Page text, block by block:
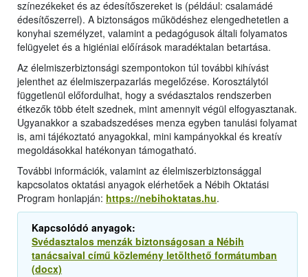
színezékeket és az édesítőszereket is (például: csalamádé
édesítőszerrel). A biztonságos működéshez elengedhetetlen a
konyhai személyzet, valamint a pedagógusok általi folyamatos
felügyelet és a higiéniai előírások maradéktalan betartása.
Az élelmiszerbiztonsági szempontokon túl további kihívást
jelenthet az élelmiszerpazarlás megelőzése. Korosztálytól
függetlenül előfordulhat, hogy a svédasztalos rendszerben
étkezők több ételt szednek, mint amennyit végül elfogyasztanak.
Ugyanakkor a szabadszedéses menza egyben tanulási folyamat
is, ami tájékoztató anyagokkal, mini kampányokkal és kreatív
megoldásokkal hatékonyan támogatható.
További információk, valamint az élelmiszerbiztonsággal
kapcsolatos oktatási anyagok elérhetőek a Nébih Oktatási
Program honlapján: https://nebihoktatas.hu.
Kapcsolódó anyagok:
Svédasztalos menzák biztonságosan a Nébih
tanácsaival című közlemény letölthető formátumban
(docx)